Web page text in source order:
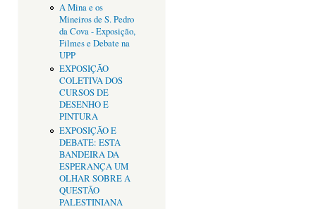
A Mina e os
Mineiros de S. Pedro
da Cova - Exposição,
Filmes e Debate na
UPP
EXPOSIÇÃO
COLETIVA DOS
CURSOS DE
DESENHO E
PINTURA
EXPOSIÇÃO E
DEBATE: ESTA
BANDEIRA DA
ESPERANÇA UM
OLHAR SOBRE A
QUESTÃO
PALESTINIANA